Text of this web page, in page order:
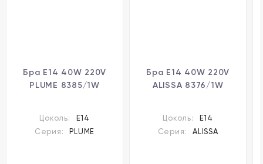
Бра E14 40W 220V
PLUME 8385/1W
Цоколь:
E14
Серия:
PLUME
Бра E14 40W 220V
ALISSA 8376/1W
Цоколь:
E14
Серия:
ALISSA